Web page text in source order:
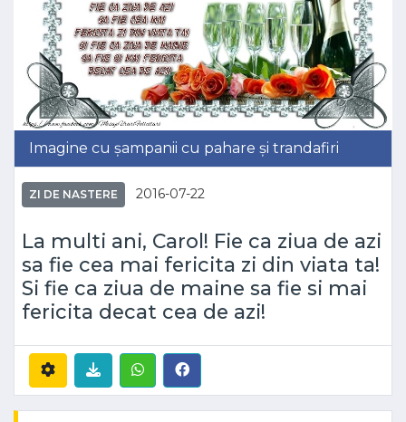
Imagine cu șampanii cu pahare și trandafiri
ZI DE NASTERE 2016-07-22
La multi ani, Carol! Fie ca ziua de azi
sa fie cea mai fericita zi din viata ta!
Si fie ca ziua de maine sa fie si mai
fericita decat cea de azi!